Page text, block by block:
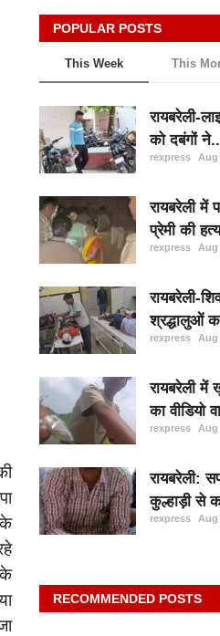
के
के
POPULAR POSTS
This Week This
रायबरेली-
को दबंगों
rexpress Aug
रायबरेली में
प्रेमी की
rexpress Aug
रायबरेली-
श्रद्धालुओं
rexpress Aug
रायबरेली में
का वीडियो
rexpress Aug
रायबरेली:
कुल्हाड़ी से
rexpress Aug
RECOMMENDED POSTS